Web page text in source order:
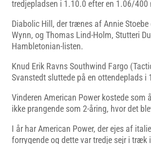
tredjepladsen i 1.10.0 efter en 1.06/
Diabolic Hill, der trænes af Annie
Wynn, og Thomas Lind-Holm, Stutteri
Hambletonian-listen.
Knud Erik Ravns Southwind Fargo
Svanstedt sluttede på en ottendeplads i
Vinderen American Power kostede
ikke prangende som 2-åring, hvor det
I år har American Power, der ejes af
forrygende og dette var tredje sejr i træk